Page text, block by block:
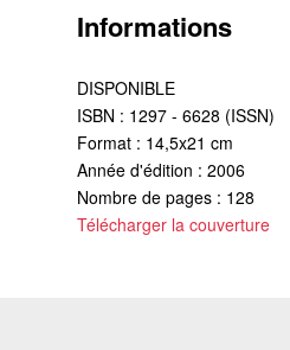
Informations
DISPONIBLE
ISBN : 1297 - 6628 (ISSN)
Format : 14,5x21 cm
Année d'édition : 2006
Nombre de pages : 128
Télécharger la couverture